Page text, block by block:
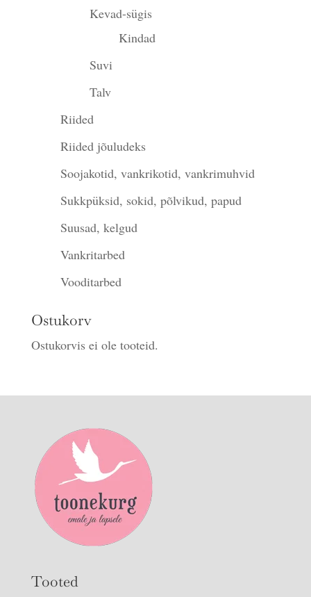
Kevad-sügis
Kindad
Suvi
Talv
Riided
Riided jõuludeks
Soojakotid, vankrikotid, vankrimuhvid
Sukkpüksid, sokid, põlvikud, papud
Suusad, kelgud
Vankritarbed
Vooditarbed
Ostukorv
Ostukorvis ei ole tooteid.
Tooted